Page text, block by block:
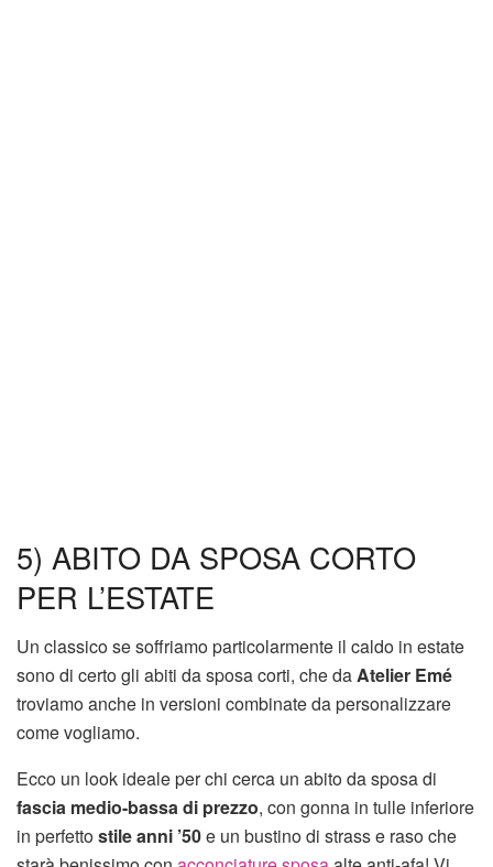
5) ABITO DA SPOSA CORTO
PER L’ESTATE
Un classico se soffriamo particolarmente il caldo in estate
sono di certo gli abiti da sposa corti, che daAtelier Emé
troviamo anche in versioni combinate da personalizzare
come vogliamo.
Ecco un look ideale per chi cerca un abito da sposa di
fascia medio-bassa di prezzo, con gonna in tulle inferiore
in perfettostile anni ’50e un bustino di strass e raso che